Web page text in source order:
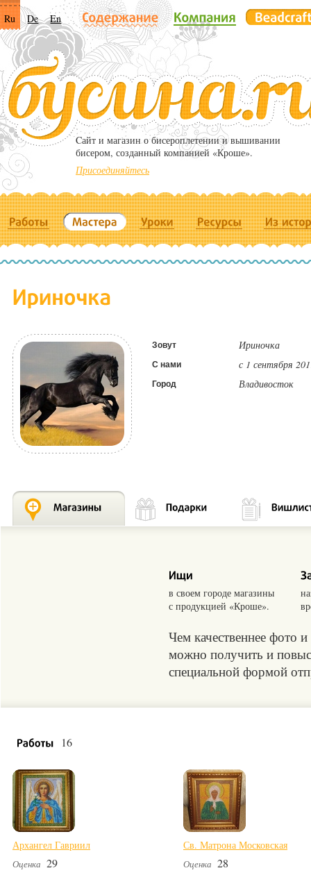
Ru De En
Cайт и магазин о бисероплетении и вышивании
бисером, созданный компанией «Кроше».
Присоединяйтесь
Зовут Ириночка
С нами с 1 сентября
Город Владивосток
в своем городе магазины
с продукцией «Кроше».
Чем качественнее фото
можно получить и
специальной формой
16
Архангел Гавриил
Оценка 29
Св. Матрона Московская
Оценка 28